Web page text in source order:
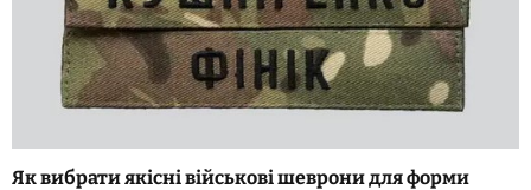
Як вибрати якісні військові шеврони для форми